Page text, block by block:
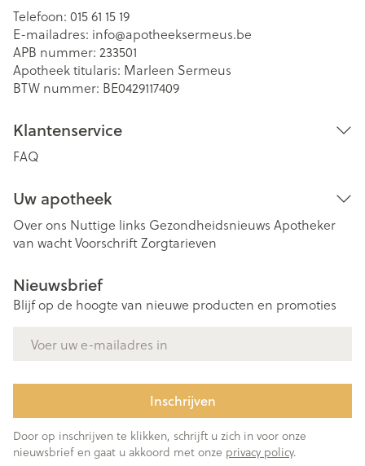
Telefoon: 015 61 15 19
E-mailadres: info@apotheeksermeus.be
APB nummer: 233501
Apotheek titularis: Marleen Sermeus
BTW nummer: BE0429117409
Klantenservice
FAQ
Uw apotheek
Over ons Nuttige links Gezondheidsnieuws Apotheker
van wachtVoorschriftZorgtarieven
Nieuwsbrief
Blijf op de hoogte van nieuwe producten en promoties
Inschrijven
Door op inschrijven te klikken, schrijft u zich in voor onze
nieuwsbrief en gaat u akkoord met onze privacy policy.